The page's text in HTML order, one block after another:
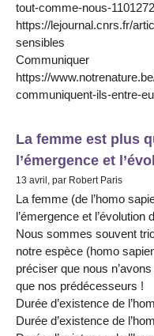
tout-comme-nous-
https://lejournal.cnrs.fr/
sensibles
Communiquer
https://
communiquent-ils-entre-
La femme est plus
l’émergence et
13 avril, par Robert Paris
La femme (de l’homo
l’émergence et
Nous sommes souvent
notre espèce (homo
préciser que nous
que nos prédécesseurs !
Durée d’existence de
Durée d’existence de